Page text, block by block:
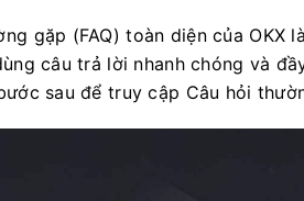
gặp (FAQ) toàn diện của OKX
câu trả lời nhanh chóng và
sau để truy cập Câu hỏi